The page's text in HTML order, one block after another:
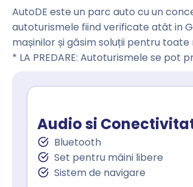
AutoDE este un parc auto cu un
autoturismele fiind verificate atât in
mașinilor și găsim soluții pentru
* LA PREDARE: Autoturismele se
Audio si
Bluetooth
Set pentru mâini libere
Sistem de navigare